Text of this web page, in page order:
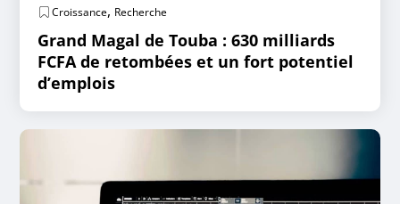
Croissance, Recherche
Grand Magal de Touba : 630 milliards
FCFA de retombées et un fort potentiel
d’emplois